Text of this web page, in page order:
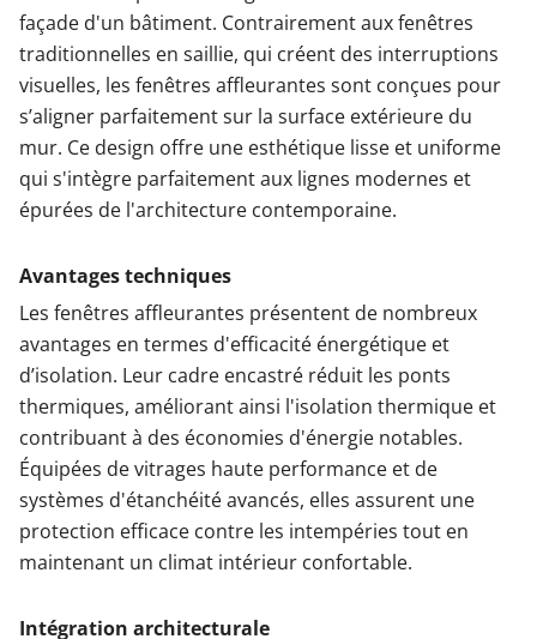
Conseils gratuits
façade d'un bâtiment. Contrairement aux fenêtres
traditionnelles en saillie, qui créent des interruptions
visuelles, les fenêtres affleurantes sont conçues pour
s’aligner parfaitement sur la surface extérieure du
mur. Ce design offre une esthétique lisse et uniforme
qui s'intègre parfaitement aux lignes modernes et
épurées de l'architecture contemporaine.
Avantages techniques
Les fenêtres affleurantes présentent de nombreux
avantages en termes d'efficacité énergétique et
d’isolation. Leur cadre encastré réduit les ponts
thermiques, améliorant ainsi l'isolation thermique et
contribuant à des économies d'énergie notables.
Équipées de vitrages haute performance et de
systèmes d'étanchéité avancés, elles assurent une
protection efficace contre les intempéries tout en
maintenant un climat intérieur confortable.
Intégration architecturale